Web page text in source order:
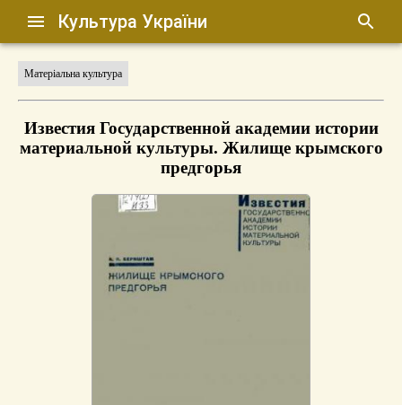
Культура України
Матеріальна культура
Известия Государственной академии истории
материальной культуры. Жилище крымского
предгорья